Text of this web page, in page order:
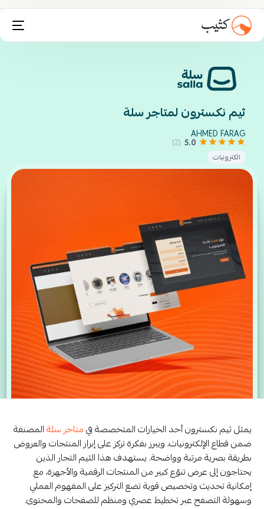
ثيم نكسترون لمتاجر سلة
AHMED FARAG
5.0
(2)
الكترونيات
يمثل ثيم نكسترون أحد الخيارات المتخصصة فيمتاجر سلةالمصنفة
ضمن قطاع الإلكترونيات، ويبرز بفكرة تركز على إبراز المنتجات والعروض
بطريقة بصرية مرتبة وواضحة. يستهدف هذا الثيم التجار الذين
يحتاجون إلى عرض تنوّع كبير من المنتجات الرقمية والأجهزة، مع
إمكانية تحديث وتخصيص قوية تضع التركيز على المفهوم العملي
وسهولة التصفح عبر تخطيط عصري ومنظم للصفحات والمحتوى.